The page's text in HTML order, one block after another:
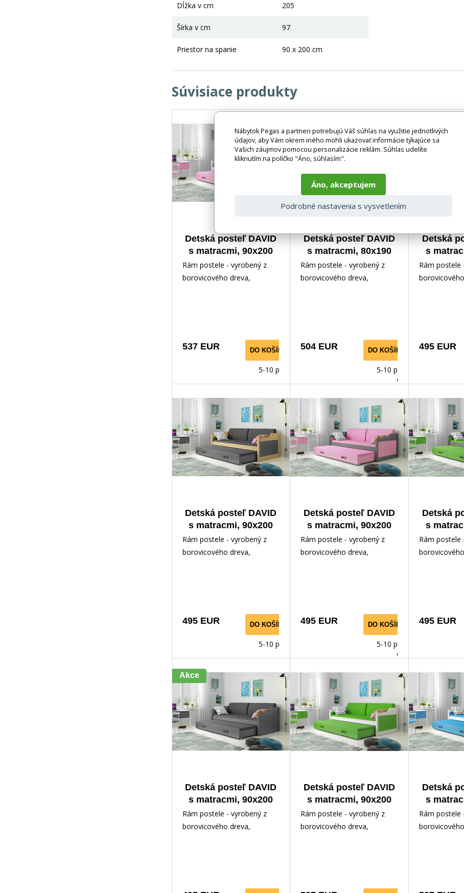
Dĺžka v cm 205
Šírka v cm 97
Priestor na spanie 90 x 200 cm
Súvisiace produkty
Detská posteľ DAVID
s matracmi, 90x200
cm, Biela/Ružová
Rám postele - vyrobený z
borovicového dreva,
537 EUR DO KOŠÍKA
5-10 prac.
dnů
Detská posteľ DAVID
s matracmi, 80x190
cm, Biela/Ružová
Rám postele - vyrobený z
borovicového dreva,
504 EUR DO KOŠÍKA
5-10 prac.
dnů
Detská
s
cm,
Rám postele
495 EUR
Detská posteľ DAVID
s matracmi, 90x200
cm,
Prírodná/Grafitová
Rám postele - vyrobený z
borovicového dreva,
495 EUR DO KOŠÍKA
5-10 prac.
dnů
Detská posteľ DAVID
s matracmi, 90x200
cm, Grafit/Ružová
Rám postele - vyrobený z
borovicového dreva,
495 EUR DO KOŠÍKA
5-10 prac.
dnů
Detská
s
cm,
Rám postele
495 EUR
Akce
Detská posteľ DAVID
s matracmi, 90x200
cm, Grafit/Grafit
Rám postele - vyrobený z
borovicového dreva,
Detská posteľ DAVID
s matracmi, 90x200
cm, Biela/Zelená
Rám postele - vyrobený z
borovicového dreva,
Detská
s
cm,
Rám postele
Nábytok Pegas a partneri potrebujú Váš súhlas na využitie jednotlivých
údajov, aby Vám okrem iného mohli ukazovať informácie týkajúce sa
Vašich záujmov pomocou personalizácie reklám. Súhlas udelíte
kliknutím na políčko "Áno, súhlasím".
Áno, akceptujem
Podrobné nastavenia s vysvetlením